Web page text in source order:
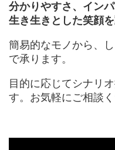
分かりやすさ、イン
生き生きとした笑顔
簡易的なモノから、
で承ります。
目的に応じてシナリ
す。お気軽にご相談く